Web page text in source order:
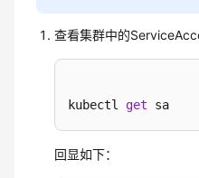
查看集群中的
kubectl get sa
回显如下：